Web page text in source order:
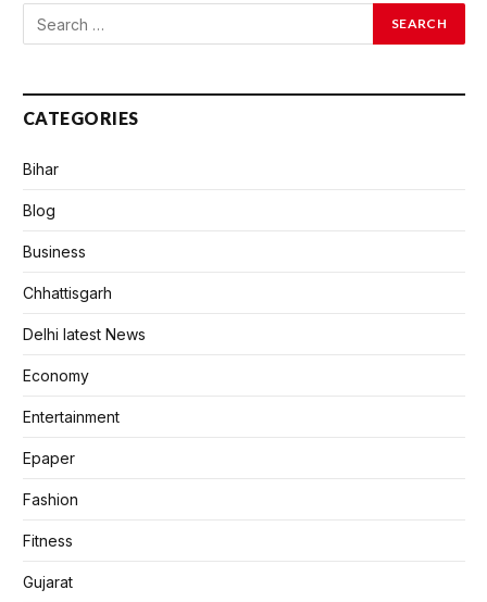
CATEGORIES
Bihar
Blog
Business
Chhattisgarh
Delhi latest News
Economy
Entertainment
Epaper
Fashion
Fitness
Gujarat